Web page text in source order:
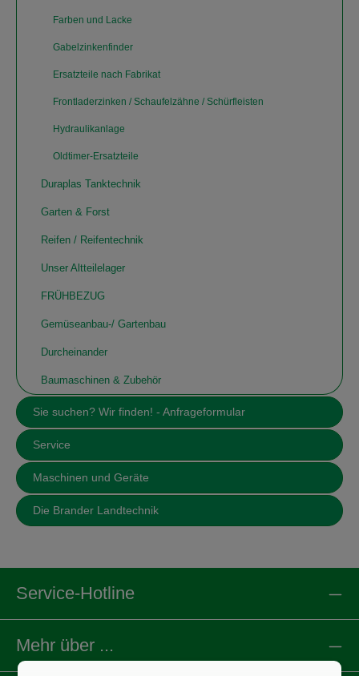
Farben und Lacke
Gabelzinkenfinder
Ersatzteile nach Fabrikat
Frontladerzinken / Schaufelzähne / Schürfleisten
Hydraulikanlage
Oldtimer-Ersatzteile
Duraplas Tanktechnik
Garten & Forst
Reifen / Reifentechnik
Unser Altteilelager
FRÜHBEZUG
Gemüseanbau-/ Gartenbau
Durcheinander
Baumaschinen & Zubehör
Sie suchen? Wir finden! - Anfrageformular
Service
Maschinen und Geräte
Die Brander Landtechnik
Service-Hotline
Mehr über ...